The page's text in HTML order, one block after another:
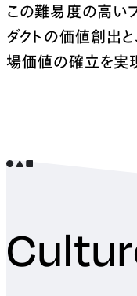
この難易度の高いプ
ダクトの価値創出と、
場価値の確立を実